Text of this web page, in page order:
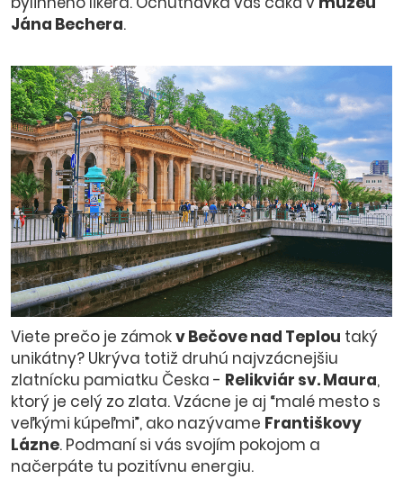
Jána Bechera.
Viete prečo je zámokv Bečove nad Teplou taký
unikátny? Ukrýva totiž druhú najvzácnejšiu
zlatnícku pamiatku Česka - Relikviár sv. Maura,
ktorý je celý zo zlata. Vzácne je aj “malé mesto s
veľkými kúpeľmi”, ako nazývame Františkovy
Lázne. Podmaní si vás svojím pokojom a
načerpáte tu pozitívnu energiu.